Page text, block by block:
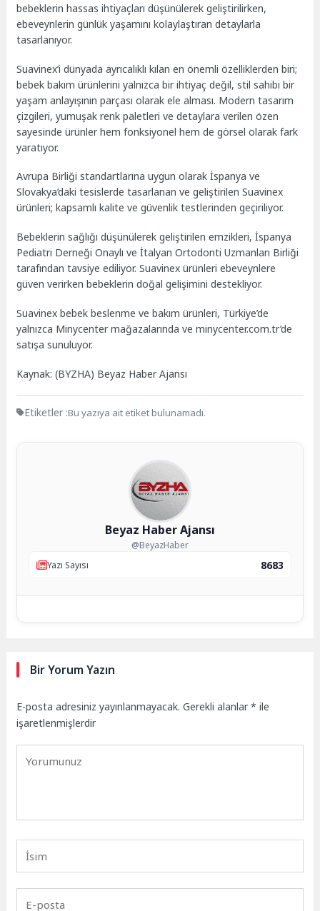
bebeklerin hassas ihtiyaçları düşünülerek geliştirilirken,
ebeveynlerin günlük yaşamını kolaylaştıran detaylarla
tasarlanıyor.
Suavinex’i dünyada ayrıcalıklı kılan en önemli özelliklerden biri;
bebek bakım ürünlerini yalnızca bir ihtiyaç değil, stil sahibi bir
yaşam anlayışının parçası olarak ele alması. Modern tasarım
çizgileri, yumuşak renk paletleri ve detaylara verilen özen
sayesinde ürünler hem fonksiyonel hem de görsel olarak fark
yaratıyor.
Avrupa Birliği standartlarına uygun olarak İspanya ve
Slovakya’daki tesislerde tasarlanan ve geliştirilen Suavinex
ürünleri; kapsamlı kalite ve güvenlik testlerinden geçiriliyor.
Bebeklerin sağlığı düşünülerek geliştirilen emzikleri, İspanya
Pediatri Derneği Onaylı ve İtalyan Ortodonti Uzmanları Birliği
tarafından tavsiye ediliyor. Suavinex ürünleri ebeveynlere
güven verirken bebeklerin doğal gelişimini destekliyor.
Suavinex bebek beslenme ve bakım ürünleri, Türkiye’de
yalnızca Minycenter mağazalarında ve minycenter.com.tr’de
satışa sunuluyor.
Kaynak: (BYZHA) Beyaz Haber Ajansı
Etiketler :Bu yazıya ait etiket bulunamadı.
Beyaz Haber Ajansı
@BeyazHaber
Yazı Sayısı
8683
Bir Yorum Yazın
E-posta adresiniz yayınlanmayacak. Gerekli alanlar* ile
işaretlenmişlerdir